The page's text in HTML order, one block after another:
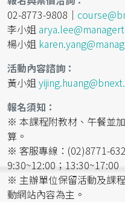
02-8773-9808｜
李小姐
楊小姐
活動內容諮詢：
黃小姐
報名須知：
※ 本課程附教材、午餐並
算。
※ 客服專線：(02)8771-
9:30~12:00；13:30~17:00
※ 主辦單位保留活動及課
動網站內容為主。